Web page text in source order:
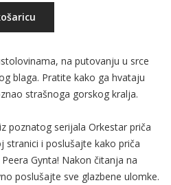
na putovanju u srce
blaga. Pratite kako ga hvataju
strašnoga gorskog kralja.
poznatog serijala Orkestar priča
stranici i poslušajte kako priča
Gynta! Nakon čitanja na
poslušajte sve glazbene ulomke.